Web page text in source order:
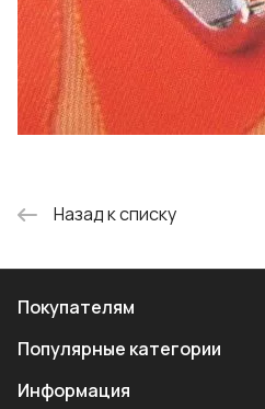
Назад к списку
Покупателям
Популярные категории
Информация